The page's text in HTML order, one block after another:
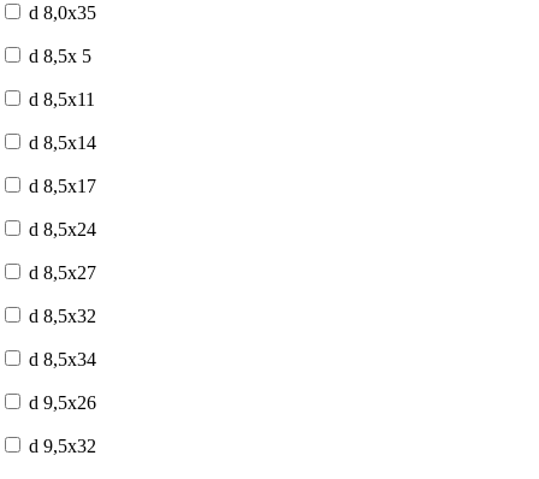
d 8,0x35
d 8,5x 5
d 8,5x11
d 8,5x14
d 8,5x17
d 8,5x24
d 8,5x27
d 8,5x32
d 8,5x34
d 9,5x26
d 9,5x32